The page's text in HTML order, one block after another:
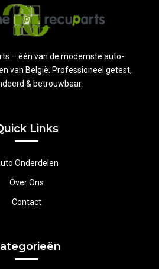
– één van de modernste auto-
van België. Professioneel getest,
& betrouwbaar.
Links
Onderdelen
Over Ons
Contact